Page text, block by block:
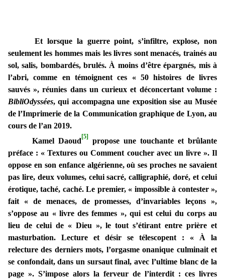
Et lorsque la guerre point, s’infiltre, explose, non
seulement les hommes mais les livres sont menacés, trainés au
sol, salis, bombardés, brulés. À moins d’être épargnés, mis à
l’abri, comme en témoignent ces « 50 histoires de livres
sauvés », réunies dans un curieux et déconcertant volume :
BibliOdyssées, qui accompagna une exposition sise au Musée
de l’Imprimerie de la Communication graphique de Lyon, au
cours de l’an 2019.
Kamel Daoud [5]
propose une touchante et brûlante
préface : « Textures ou Comment coucher avec un livre ». Il
oppose en son enfance algérienne, où ses proches ne savaient
pas lire, deux volumes, celui sacré, calligraphié, doré, et celui
érotique, taché, caché. Le premier, « impossible à contester »,
fait « de menaces, de promesses, d’invariables leçons »,
s’oppose au « livre des femmes », qui est celui du corps au
lieu de celui de « Dieu », le tout s’étirant entre prière et
masturbation. Lecture et désir se télescopent : « À la
relecture des derniers mots, l’orgasme onanique culminait et
se confondait, dans un sursaut final, avec l’ultime blanc de la
page ». S’impose alors la ferveur de l’interdit : ces livres